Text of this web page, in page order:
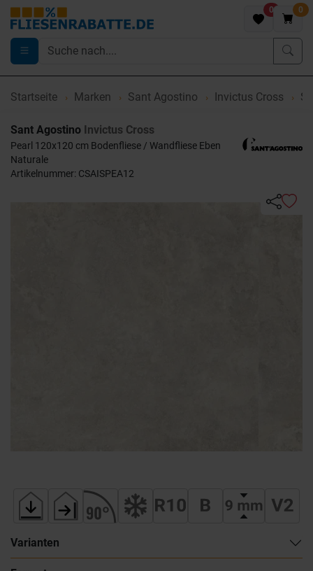
0 0
Startseite Marken Sant Agostino Invictus Cross
Sant Agostino Invictus Cross
Pearl 120x120 cm Bodenfliese / Wandfliese Eben
Naturale
Artikelnummer: CSAISPEA12
Varianten